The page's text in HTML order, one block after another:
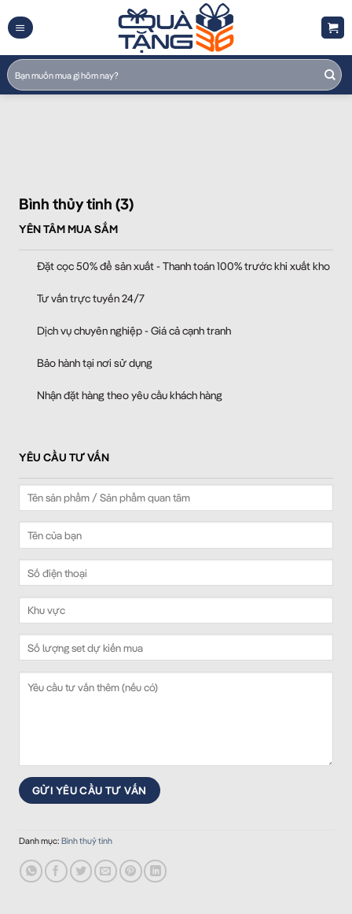
to
content
Tìm
kiếm:
Bình thủy tinh (3)
YÊN TÂM MUA SẮM
Đặt cọc 50% để sản xuất - Thanh toán 100% trước khi xuất kho
Tư vấn trực tuyến 24/7
Dịch vụ chuyên nghiệp - Giá cả cạnh tranh
Bảo hành tại nơi sử dụng
Nhận đặt hàng theo yêu cầu khách hàng
YÊU CẦU TƯ VẤN
Danh mục: Bình thuỷ tinh